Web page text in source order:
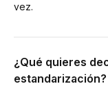
vez.
¿Qué quieres
estandarización?